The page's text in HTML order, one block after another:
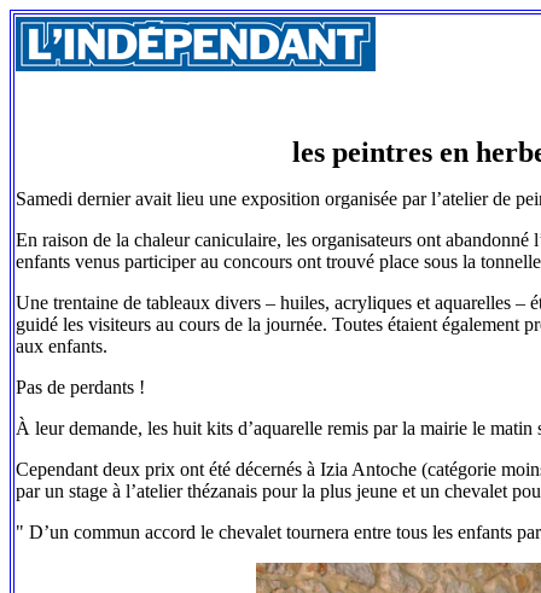
les peintres en
Samedi dernier avait lieu une exposition organisée par l’atelier de
En raison de la chaleur caniculaire, les organisateurs ont
enfants venus participer au concours ont trouvé place sous la
Une trentaine de tableaux divers – huiles, acryliques et aquarelles –
guidé les visiteurs au cours de la journée. Toutes étaient également
aux enfants.
Pas de perdants !
À leur demande, les huit kits d’aquarelle remis par la mairie le
Cependant deux prix ont été décernés à Izia Antoche (catégorie
par un stage à l’atelier thézanais pour la plus jeune et un chevalet
" D’un commun accord le chevalet tournera entre tous les enfants